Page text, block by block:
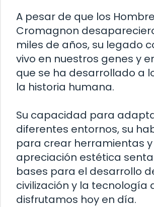
A pesar de que los
Cromagnon
miles de años, su legado
vivo en nuestros genes y
que se ha desarrollado a
la historia humana.
Su capacidad para
diferentes entornos, su
para crear herramientas y
apreciación estética
bases para el desarrollo
civilización y la tecnología
disfrutamos hoy en día.